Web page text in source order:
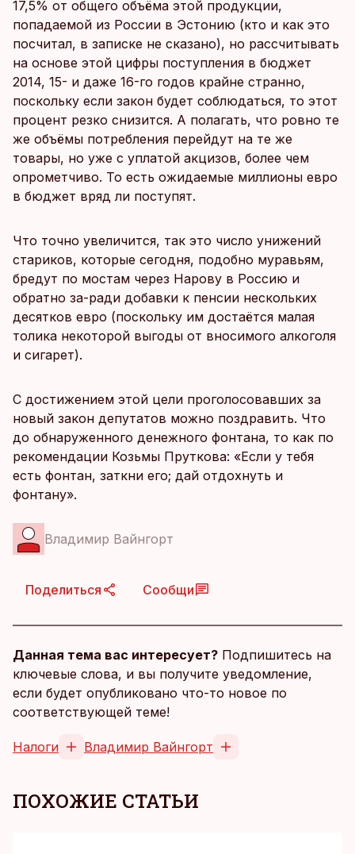
17,5% от общего объёма этой продукции,
попадаемой из России в Эстонию (кто и как это
посчитал, в записке не сказано), но рассчитывать
на основе этой цифры поступления в бюджет
2014, 15- и даже 16-го годов крайне странно,
поскольку если закон будет соблюдаться, то этот
процент резко снизится. А полагать, что ровно те
же объёмы потребления перейдут на те же
товары, но уже с уплатой акцизов, более чем
опрометчиво. То есть ожидаемые миллионы евро
в бюджет вряд ли поступят.
Что точно увеличится, так это число унижений
стариков, которые сегодня, подобно муравьям,
бредут по мостам через Нарову в Россию и
обратно за-ради добавки к пенсии нескольких
десятков евро (поскольку им достаётся малая
толика некоторой выгоды от вносимого алкоголя
и сигарет).
С достижением этой цели проголосовавших за
новый закон депутатов можно поздравить. Что
до обнаруженного денежного фонтана, то как по
рекомендации Козьмы Пруткова: «Если у тебя
есть фонтан, заткни его; дай отдохнуть и
фонтану».
Владимир Вайнгорт
Поделиться Сообщи
Данная тема вас интересует? Подпишитесь на
ключевые слова, и вы получите уведомление,
если будет опубликовано что-то новое по
соответствующей теме!
Налоги Владимир Вайнгорт
ПОХОЖИЕ СТАТЬИ